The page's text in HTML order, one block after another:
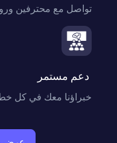
تواصل مع محترفين
خبراؤنا معك في كل